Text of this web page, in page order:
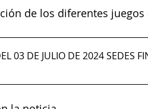
de los diferentes
03 DE JULIO DE 2024 SEDES